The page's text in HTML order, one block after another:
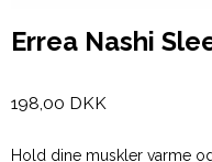
Errea Nashi
198,00 DKK
Hold dine muskler varme